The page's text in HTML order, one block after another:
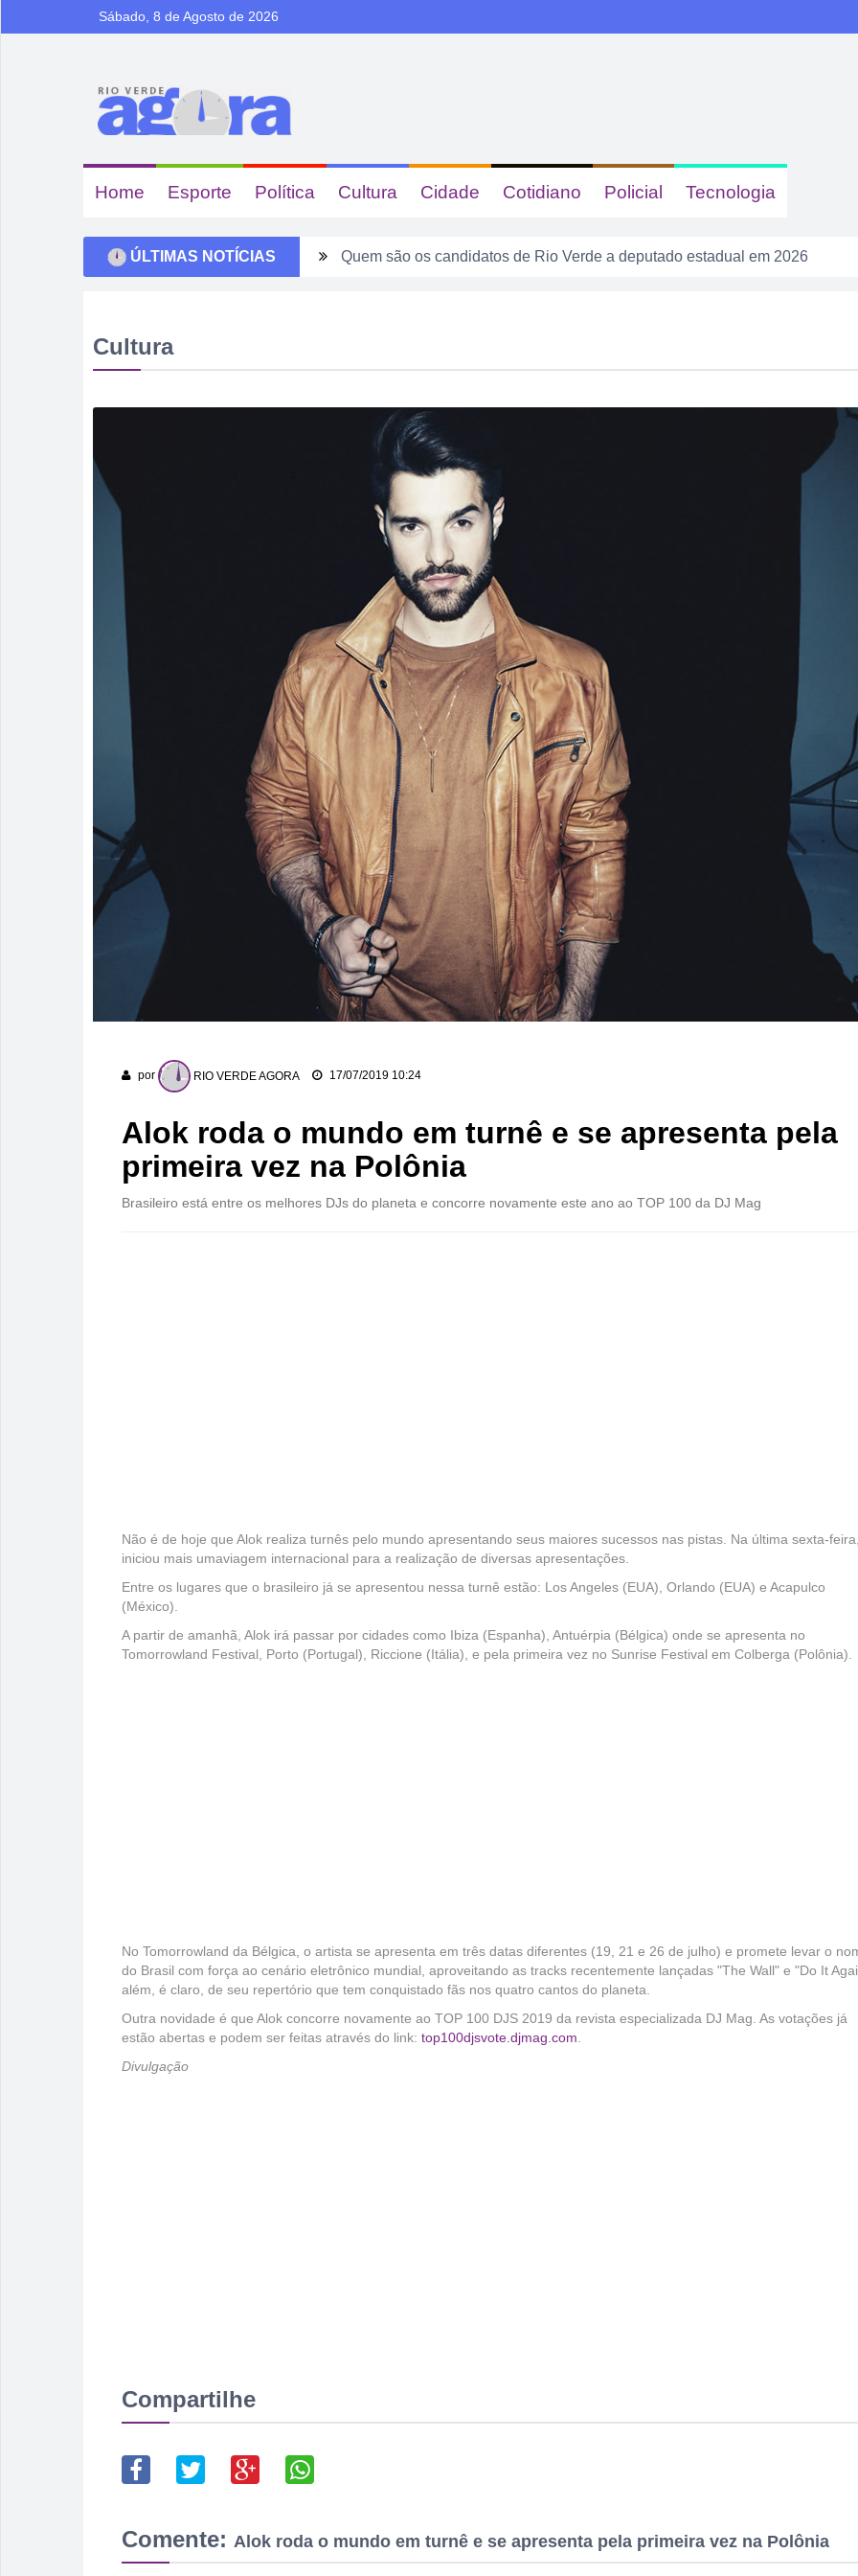
Sábado, 8 de Agosto de 2026
Home Esporte Política Cultura Cidade Cotidiano Policial Tecnologia
ÚLTIMAS NOTÍCIAS Quem são os candidatos de Rio Verde a deputado estadual em 2026
Sábado pode sacudir a Divisão de Acesso e colocar pressão no Rio Verde
Irmão é preso após mulher ser agredida com chutes e soco na boca
Homem é mantido em cárcere por dois dias, apanha, é ameaçado com
Rio Verde avança nos anos iniciais, mas Ensino Médio acende alerta no
Rio Verde recebe a 2ª etapa do Autocross Brasil e define os campeões do
Buriti Shopping recebe campanha gratuita de vacinação em Rio Verde
Cultura
por RIO VERDE AGORA 17/07/2019 10:24
Alok roda o mundo em turnê e se apresenta pela
primeira vez na Polônia
Brasileiro está entre os melhores DJs do planeta e concorre novamente este ano ao TOP 100 da DJ Mag
Não é de hoje que Alok realiza turnês pelo mundo apresentando seus maiores sucessos nas pistas. Na última sexta-
iniciou mais umaviagem internacional para a realização de diversas apresentações.
Entre os lugares que o brasileiro já se apresentou nessa turnê estão: Los Angeles (EUA), Orlando (EUA) e Acapulco
(México).
A partir de amanhã, Alok irá passar por cidades como Ibiza (Espanha), Antuérpia (Bélgica) onde se apresenta no
Tomorrowland Festival, Porto (Portugal), Riccione (Itália), e pela primeira vez no Sunrise Festival em Colberga (Polônia).
No Tomorrowland da Bélgica, o artista se apresenta em três datas diferentes (19, 21 e 26 de julho) e promete levar o
do Brasil com força ao cenário eletrônico mundial, aproveitando as tracks recentemente lançadas "The Wall" e "Do It
além, é claro, de seu repertório que tem conquistado fãs nos quatro cantos do planeta.
Outra novidade é que Alok concorre novamente ao TOP 100 DJS 2019 da revista especializada DJ Mag. As votações já
estão abertas e podem ser feitas através do link: top100djsvote.djmag.com.
Divulgação
Compartilhe
Comente: Alok roda o mundo em turnê e se apresenta pela primeira vez na Polônia